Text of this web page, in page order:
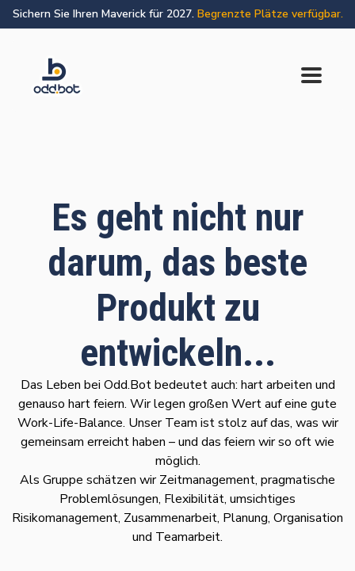
Sichern Sie Ihren Maverick für 2027. Begrenzte Plätze verfügbar.
Es geht nicht nur
darum, das beste
Produkt zu
entwickeln...
Das Leben bei Odd.Bot bedeutet auch: hart arbeiten und
genauso hart feiern. Wir legen großen Wert auf eine gute
Work-Life-Balance. Unser Team ist stolz auf das, was wir
gemeinsam erreicht haben – und das feiern wir so oft wie
möglich.
Als Gruppe schätzen wir Zeitmanagement, pragmatische
Problemlösungen, Flexibilität, umsichtiges
Risikomanagement, Zusammenarbeit, Planung, Organisation
und Teamarbeit.